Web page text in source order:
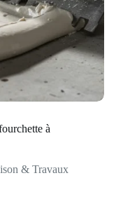
à
& Travaux